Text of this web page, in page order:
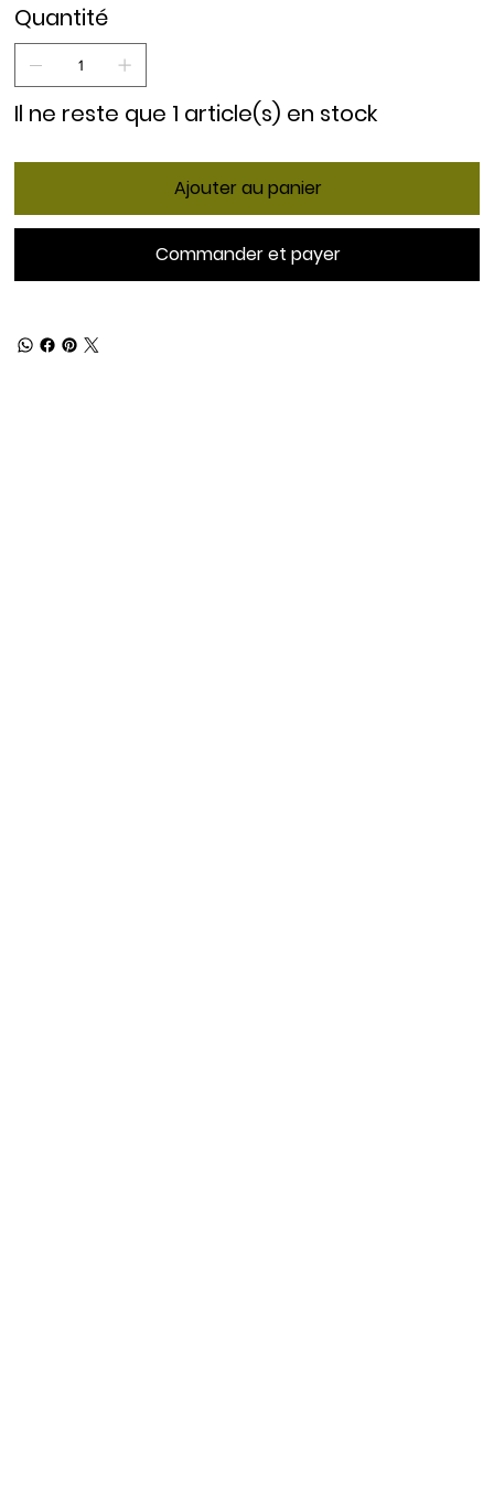
Quantité
Il ne reste que 1 article(s) en stock
Ajouter au panier
Commander et payer